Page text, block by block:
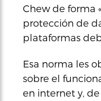
Chew de forma
protección de
plataformas
Esa norma les
sobre el
en internet y,